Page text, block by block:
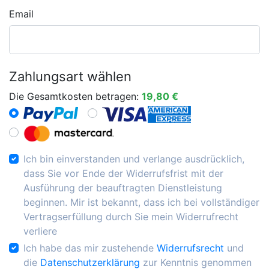
Email
Zahlungsart wählen
Die Gesamtkosten betragen: 19,80 €
Ich bin einverstanden und verlange ausdrücklich,
dass Sie vor Ende der Widerrufsfrist mit der
Ausführung der beauftragten Dienstleistung
beginnen. Mir ist bekannt, dass ich bei vollständiger
Vertragserfüllung durch Sie mein Widerrufrecht
verliere
Ich habe das mir zustehende Widerrufsrecht und
die Datenschutzerklärung zur Kenntnis genommen